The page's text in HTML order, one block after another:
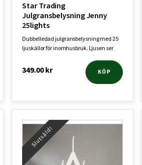
Star Trading
Julgransbelysning Jenny
25lights
Dubbelledad julgransbelysning med 25
ljuskällor för inomhusbruk. Ljusen ser
349.00kr KÖP
Slutsåld!